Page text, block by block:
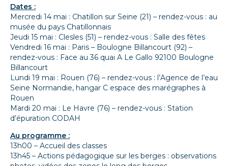
Dates :
Mercredi 14 mai : Chatillon sur Seine (21) – rendez-vous : au
musée du pays Chatillonnais
Jeudi 15 mai : Clesles (51) – rendez-vous : Salle des fêtes
Vendredi 16 mai : Paris – Boulogne Billancourt (92) –
rendez-vous : Face au 36 quai A Le Gallo 92100 Boulogne
Billancourt
Lundi 19 mai : Rouen (76) – rendez-vous : l’Agence de l’eau
Seine Normandie, hangar C espace des marégraphes à
Rouen
Mardi 20 mai : Le Havre (76) – rendez-vous : Station
d’épuration CODAH
Au programme :
13h00 – Accueil des classes
13h45 – Actions pédagogique sur les berges : observations